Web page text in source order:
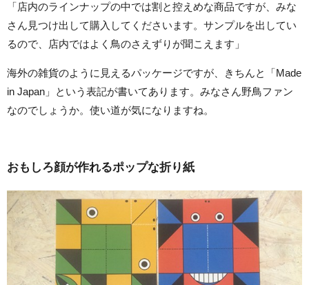
「店内のラインナップの中では割と控えめな商品ですが、みな
さん見つけ出して購入してくださいます。サンプルを出してい
るので、店内ではよく鳥のさえずりが聞こえます」
海外の雑貨のように見えるパッケージですが、きちんと「Made
in Japan」という表記が書いてあります。みなさん野鳥ファン
なのでしょうか。使い道が気になりますね。
おもしろ顔が作れるポップな折り紙